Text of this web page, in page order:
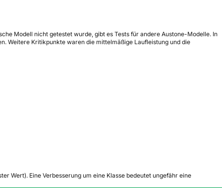
Modell nicht getestet wurde, gibt es Tests für andere Austone-Modelle. In
Weitere Kritikpunkte waren die mittelmäßige Laufleistung und die
Wert). Eine Verbesserung um eine Klasse bedeutet ungefähr eine